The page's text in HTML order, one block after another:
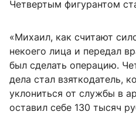
Четвертым фигурантом
«Михаил, как считают
некоего лица и передал
был сделать операцию.
дела стал взяткодатель,
уклониться от службы в
оставил себе 130 тысяч